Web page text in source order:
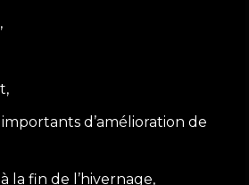
d’amélioration de
la fin de l’hivernage,